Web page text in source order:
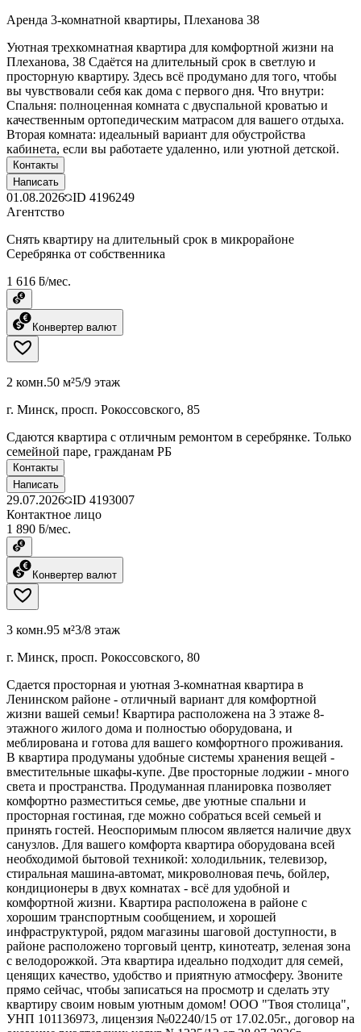
Аренда 3-комнатной квартиры, Плеханова 38
Уютная трехкомнатная квартира для комфортной жизни на
Плеханова, 38 Сдаётся на длительный срок в светлую и
просторную квартиру. Здесь всё продумано для того, чтобы
вы чувствовали себя как дома с первого дня. Что внутри:
Спальня: полноценная комната с двуспальной кроватью и
качественным ортопедическим матрасом для вашего отдыха.
Вторая комната: идеальный вариант для обустройства
кабинета, если вы работаете удаленно, или уютной детской.
Контакты
Написать
01.08.2026 ID 4196249
Агентство
Снять квартиру на длительный срок в микрорайоне
Серебрянка от собственника
1 616 ƃ/мес.
Конвертер валют
2 комн.50 м²5/9 этаж
г. Минск, просп. Рокоссовского, 85
Сдаются квартира с отличным ремонтом в серебрянке. Только
семейной паре, гражданам РБ
Контакты
Написать
29.07.2026 ID 4193007
Контактное лицо
1 890 ƃ/мес.
Конвертер валют
3 комн.95 м²3/8 этаж
г. Минск, просп. Рокоссовского, 80
Сдается просторная и уютная 3-комнатная квартира в
Ленинском районе - отличный вариант для комфортной
жизни вашей семьи! Квартира расположена на 3 этаже 8-
этажного жилого дома и полностью оборудована, и
меблирована и готова для вашего комфортного проживания.
В квартира продуманы удобные системы хранения вещей -
вместительные шкафы-купе. Две просторные лоджии - много
света и пространства. Продуманная планировка позволяет
комфортно разместиться семье, две уютные спальни и
просторная гостиная, где можно собраться всей семьей и
принять гостей. Неоспоримым плюсом является наличие двух
санузлов. Для вашего комфорта квартира оборудована всей
необходимой бытовой техникой: холодильник, телевизор,
стиральная машина-автомат, микроволновая печь, бойлер,
кондиционеры в двух комнатах - всё для удобной и
комфортной жизни. Квартира расположена в районе с
хорошим транспортным сообщением, и хорошей
инфраструктурой, рядом магазины шаговой доступности, в
районе расположено торговый центр, кинотеатр, зеленая зона
с велодорожкой. Эта квартира идеально подходит для семей,
ценящих качество, удобство и приятную атмосферу. Звоните
прямо сейчас, чтобы записаться на просмотр и сделать эту
квартиру своим новым уютным домом! ООО "Твоя столица",
УНП 101136973, лицензия №02240/15 от 17.02.05г., договор на